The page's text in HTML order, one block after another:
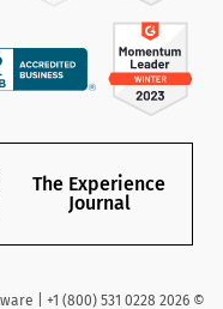
The Experience
Journal
©
2026